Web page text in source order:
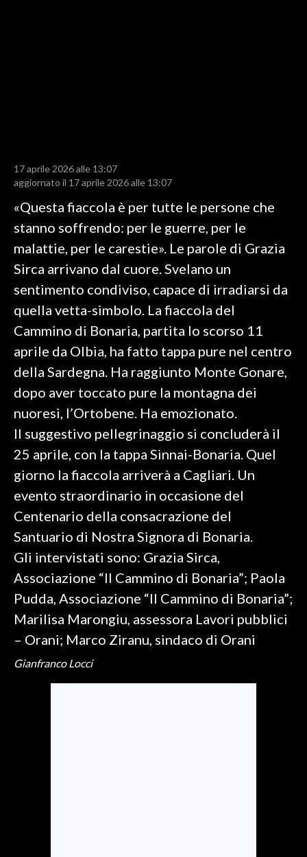
BASKET
MOTORI
ALTRI SPORT
CULTURA
GOSSIP
SALUTE
SARDEGNA TURISMO
SARDI NEL MONDO
NOTIZIE
EVENTI
#CARAUNIONE
3 MINUTI CON
INSULARITÀ
17 aprile 2026 alle 13:07
aggiornato il 17 aprile 2026 alle 13:07
«Questa fiaccola è per tutte le persone che
stanno soffrendo: per le guerre, per le
malattie, per le carestie». Le parole di Grazia
Sirca arrivano dal cuore. Svelano un
sentimento condiviso, capace di irradiarsi da
quella vetta-simbolo. La fiaccola del
Cammino di Bonaria, partita lo scorso 11
aprile da Olbia, ha fatto tappa pure nel centro
della Sardegna. Ha raggiunto Monte Gonare,
dopo aver toccato pure la montagna dei
nuoresi, l’Ortobene. Ha emozionato.
Il suggestivo pellegrinaggio si concluderà il
25 aprile, con la tappa Sinnai-Bonaria. Quel
giorno la fiaccola arriverà a Cagliari. Un
evento straordinario in occasione del
Centenario della consacrazione del
Santuario di Nostra Signora di Bonaria.
Gli intervistati sono: Grazia Sirca,
Associazione “Il Cammino di Bonaria”; Paola
Pudda, Associazione “Il Cammino di Bonaria”;
Marilisa Marongiu, assessora Lavori pubblici
– Orani; Marco Ziranu, sindaco di Orani
Gianfranco Locci